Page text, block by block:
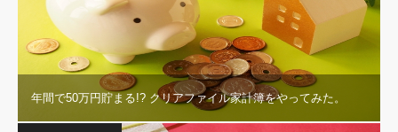
年間で50万円貯まる!? クリアファイル家計簿をやってみた。